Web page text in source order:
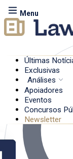
Menu
Últimas
Exclusivas
Análises
Apoiadores
Eventos
Concursos
Newsletter